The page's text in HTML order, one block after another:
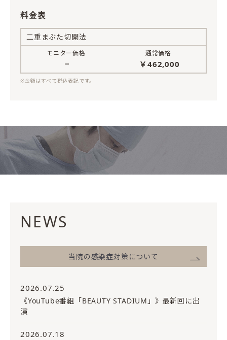
料金表
二重まぶた切開法
モニター価格
−
通常価格
￥462,000
※金額はすべて税込表記です。
NEWS
当院の感染症対策について
2026.07.25
《YouTube番組「BEAUTY STADIUM」》最新回に出
演
2026.07.18